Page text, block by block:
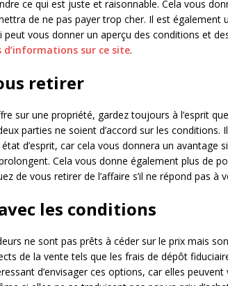
ce qui est juste et raisonnable. Cela vous
de ne pas payer trop cher. Il est également
vous donner un aperçu des conditions et
d’informations sur ce site.
retirer
sur une propriété, gardez toujours à l’esprit
parties ne soient d’accord sur les conditions.
d’esprit, car cela vous donnera un avantage
Cela vous donne également plus de
de vous retirer de l’affaire s’il ne répond pas à
les conditions
ne sont pas prêts à céder sur le prix mais
de la vente tels que les frais de dépôt
d’envisager ces options, car elles peuvent